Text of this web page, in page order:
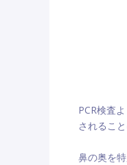
PCR検査
されるこ
鼻の奥を